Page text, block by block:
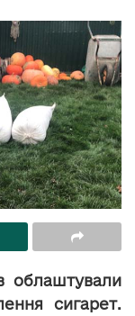
облаштували
сигарет.